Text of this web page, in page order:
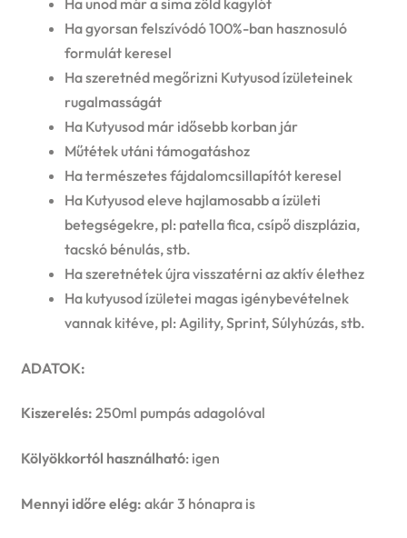
Ha gyorsan felszívódó 100%-ban hasznosuló
formulát keresel
Ha szeretnéd megőrizni Kutyusod ízületeinek
rugalmasságát
Ha Kutyusod már idősebb korban jár
Műtétek utáni támogatáshoz
Ha természetes fájdalomcsillapítót keresel
Ha Kutyusod eleve hajlamosabb a ízületi
betegségekre, pl: patella fica, csípő diszplázia,
tacskó bénulás, stb.
Ha szeretnétek újra visszatérni az aktív élethez
Ha kutyusod ízületei magas igénybevételnek
vannak kitéve, pl: Agility, Sprint, Súlyhúzás, stb.
ADATOK:
Kiszerelés: 250ml pumpás adagolóval
Kölyökkortól használható: igen
Mennyi időre elég: akár 3 hónapra is